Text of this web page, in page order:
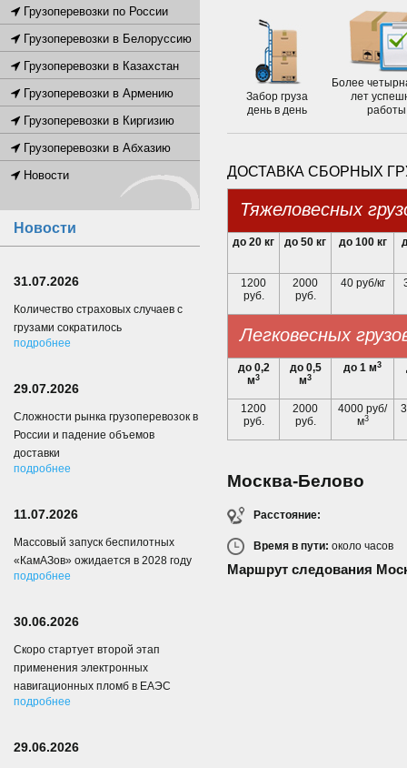
Забор груза
день в день
Более
лет
работы
ДОСТАВКА СБОРНЫХ
Тяжеловесных
до 20 кг до 50 кг до 100 кг
1200
руб.
2000
руб.
40 руб/кг
Легковесных
до 0,2
м3
до 0,5
м3
до 1 м3
1200
руб.
2000
руб.
4000 руб/
м3
Москва-Белово
Расстояние:
Время в пути: около часов
Маршрут следования
Грузоперевозки по России
Грузоперевозки в Белоруссию
Грузоперевозки в Казахстан
Грузоперевозки в Армению
Грузоперевозки в Киргизию
Грузоперевозки в Абхазию
Новости
Новости
31.07.2026
Количество страховых случаев с
грузами сократилось
подробнее
29.07.2026
Сложности рынка грузоперевозок в
России и падение объемов
доставки
подробнее
11.07.2026
Массовый запуск беспилотных
«КамАЗов» ожидается в 2028 году
подробнее
30.06.2026
Скоро стартует второй этап
применения электронных
навигационных пломб в ЕАЭС
подробнее
29.06.2026